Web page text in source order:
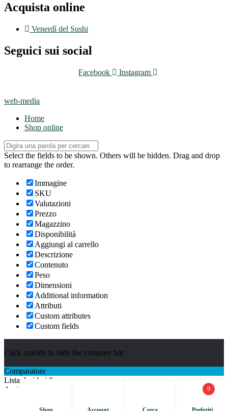
Acquista online
Venerdì del Sushi
Seguici sui social
Facebook Instagram
web-media
Cerca:
9
Home
Shop online
Select the fields to be shown. Others will be hidden. Drag and drop
to rearrange the order.
Immagine
SKU
Valutazioni
Prezzo
Magazzino
Disponibilità
Aggiungi al carrello
Descrizione
Contenuto
Peso
Dimensioni
Additional information
Attributi
Custom attributes
Custom fields
Click outside to hide the compare bar
Comparatore
Lista desideri 0
Apri la Lista desideri